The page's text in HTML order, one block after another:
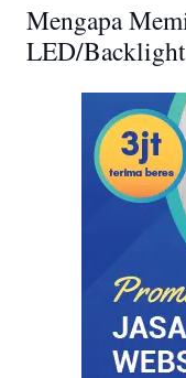
Mengapa
LED/